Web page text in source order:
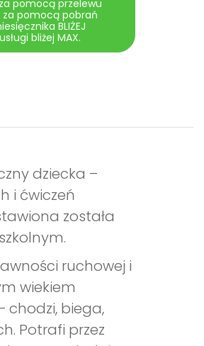
pomocą przelewu
pomocą pobrań
BLIŻEJ
bliżej MAX.
dziecka –
i ćwiczeń
została
ruchowej i
wiekiem
chodzi, biega,
Potrafi przez